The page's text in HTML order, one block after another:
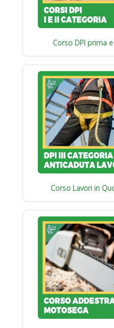
Corso DPI prima
Corso Lavori in